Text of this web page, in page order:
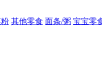
其他零食 面条/粥 宝宝零